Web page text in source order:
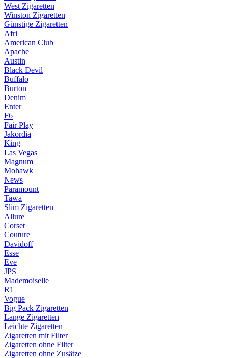
West Zigaretten
Winston Zigaretten
Günstige Zigaretten
Afri
American Club
Apache
Austin
Black Devil
Buffalo
Burton
Denim
Enter
F6
Fair Play
Jakordia
King
Las Vegas
Magnum
Mohawk
News
Paramount
Tawa
Slim Zigaretten
Allure
Corset
Couture
Davidoff
Esse
Eve
JPS
Mademoiselle
R1
Vogue
Big Pack Zigaretten
Lange Zigaretten
Leichte Zigaretten
Zigaretten mit Filter
Zigaretten ohne Filter
Zigaretten ohne Zusätze